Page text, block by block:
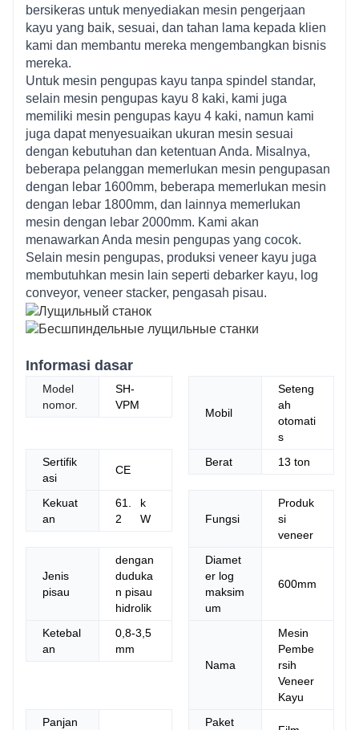
bersikeras untuk menyediakan mesin pengerjaan
kayu yang baik, sesuai, dan tahan lama kepada klien
kami dan membantu mereka mengembangkan bisnis
mereka.
Untuk mesin pengupas kayu tanpa spindel standar,
selain mesin pengupas kayu 8 kaki, kami juga
memiliki mesin pengupas kayu 4 kaki, namun kami
juga dapat menyesuaikan ukuran mesin sesuai
dengan kebutuhan dan ketentuan Anda. Misalnya,
beberapa pelanggan memerlukan mesin pengupasan
dengan lebar 1600mm, beberapa memerlukan mesin
dengan lebar 1800mm, dan lainnya memerlukan
mesin dengan lebar 2000mm. Kami akan
menawarkan Anda mesin pengupas yang cocok.
Selain mesin pengupas, produksi veneer kayu juga
membutuhkan mesin lain seperti debarker kayu, log
conveyor, veneer stacker, pengasah pisau.
Informasi dasar
Model
nomor.
SH-
VPM
Mobil
Seteng
ah
otomati
s
Sertifik
asi
CE
Berat 13 ton
Kekuat
an
61.
2
k
W
Fungsi
Produk
si
veneer
Jenis
pisau
dengan
duduka
n pisau
hidrolik
Diamet
er log
maksim
um
600mm
Ketebal
an
0,8-3,5
mm
Nama
Mesin
Pembe
rsih
Veneer
Kayu
Panjan
Paket